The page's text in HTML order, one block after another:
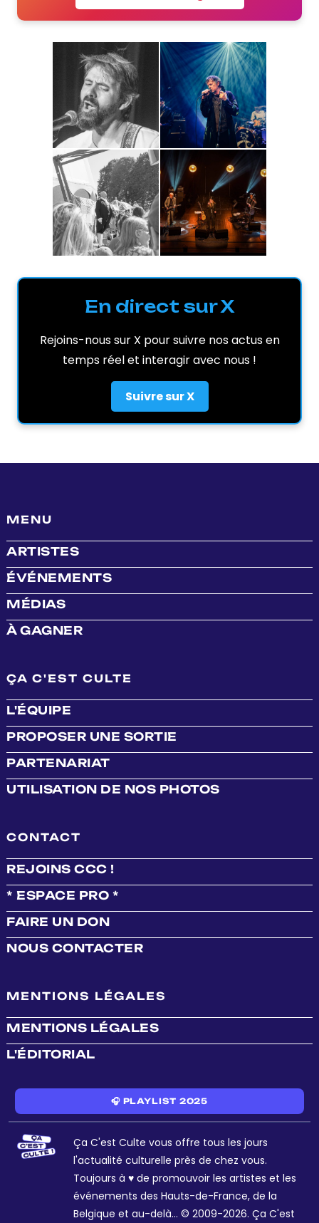
En direct sur X
Rejoins-nous sur X pour suivre nos actus en
temps réel et interagir avec nous !
Suivre sur X
MENU
ARTISTES
ÉVÉNEMENTS
MÉDIAS
À GAGNER
ÇA C'EST CULTE
L'ÉQUIPE
PROPOSER UNE SORTIE
PARTENARIAT
UTILISATION DE NOS PHOTOS
CONTACT
REJOINS CCC !
* ESPACE PRO *
FAIRE UN DON
NOUS CONTACTER
MENTIONS LÉGALES
MENTIONS LÉGALES
L'ÉDITORIAL
🎧 PLAYLIST 2025
Ça C'est Culte vous offre tous les jours
l'actualité culturelle près de chez vous.
Toujours à ♥ de promouvoir les artistes et les
événements des Hauts-de-France, de la
Belgique et au-delà... © 2009-2026. Ça C'est